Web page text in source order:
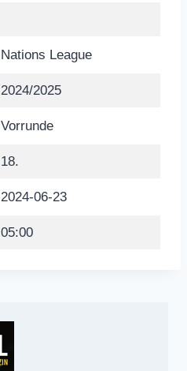
Nations League
2024/2025
Vorrunde
18.
2024-06-23
05:00